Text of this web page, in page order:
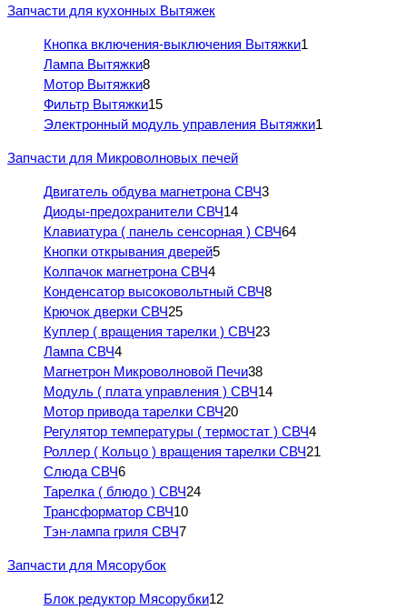
Запчасти для кухонных Вытяжек
Кнопка включения-выключения Вытяжки1
Лампа Вытяжки8
Мотор Вытяжки8
Фильтр Вытяжки15
Электронный модуль управления Вытяжки1
Запчасти для Микроволновых печей
Двигатель обдува магнетрона СВЧ3
Диоды-предохранители СВЧ14
Клавиатура ( панель сенсорная ) СВЧ64
Кнопки открывания дверей5
Колпачок магнетрона СВЧ4
Конденсатор высоковольтный СВЧ8
Крючок дверки СВЧ25
Куплер ( вращения тарелки ) СВЧ23
Лампа СВЧ4
Магнетрон Микроволновой Печи38
Модуль ( плата управления ) СВЧ14
Мотор привода тарелки СВЧ20
Регулятор температуры ( термостат ) СВЧ4
Роллер ( Кольцо ) вращения тарелки СВЧ21
Слюда СВЧ6
Тарелка ( блюдо ) СВЧ24
Трансформатор СВЧ10
Тэн-лампа гриля СВЧ7
Запчасти для Мясорубок
Блок редуктор Мясорубки12